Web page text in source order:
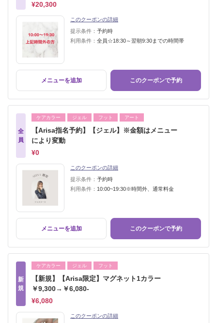
¥20,300
このクーポンの詳細
提示条件： 予約時
利用条件： 全員☆18:30～翌朝9:30までの時間帯
メニューを追加 このクーポンで予約
全
員
ケアカラー ジェル フット アート
【Arisa指名予約】【ジェル】※金額はメニュー
により変動
¥0
このクーポンの詳細
提示条件： 予約時
利用条件： 10:00~19:30※時間外、通常料金
メニューを追加 このクーポンで予約
新
規
ケアカラー ジェル フット
【新規】【Arisa限定】マグネット1カラー
￥9,300→￥6,080-
¥6,080
このクーポンの詳細